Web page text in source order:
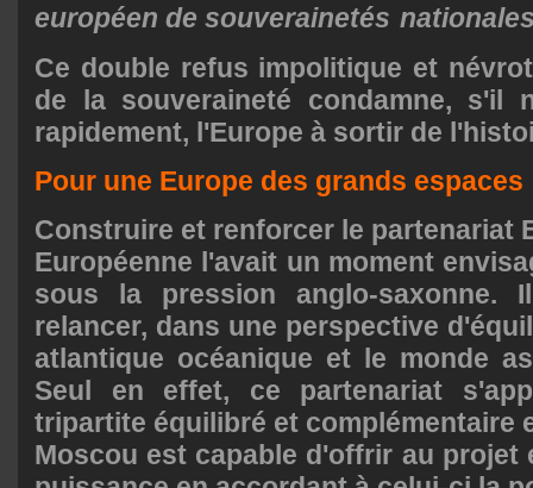
européen de souverainetés
Ce double refus impolitique et
de la souveraineté condamne, s'il
rapidement, l'Europe à sortir de
Pour une Europe des grands espaces
Construire et renforcer le partenariat
Européenne l'avait un moment
sous la pression anglo-
relancer, dans une perspective
atlantique océanique et le monde
Seul en effet, ce partenariat
tripartite équilibré et complémentaire
Moscou est capable d'offrir au projet